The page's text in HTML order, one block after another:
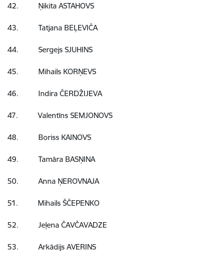
42. Ņikita ASTAHOVS
43. Tatjana BEĻEVIČA
44. Sergejs SJUHINS
45. Mihails KORŅEVS
46. Indira ČERDŽIJEVA
47. Valentīns SEMJONOVS
48. Boriss KAINOVS
49. Tamāra BASŅINA
50. Anna ŅEROVNAJA
51. Mihails ŠČEPENKO
52. Jeļena ČAVČAVADZE
53. Arkādijs AVERINS